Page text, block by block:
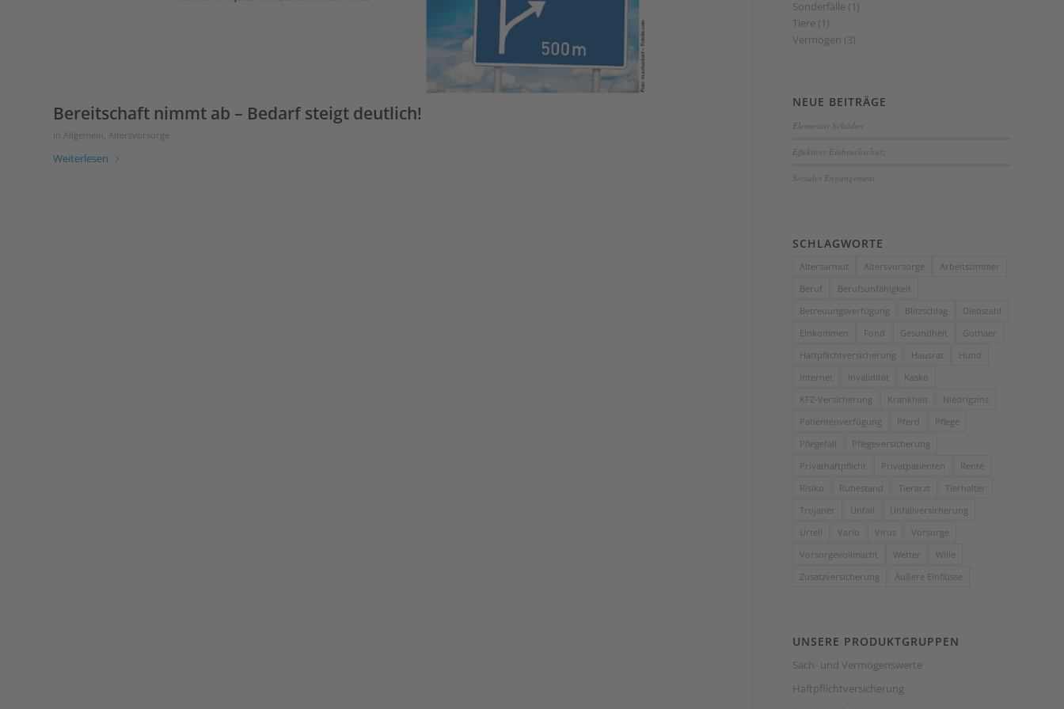
Bereitschaft nimmt ab – Bedarf steigt deutlich!
in Allgemein Altersvorsorge
Weiterlesen
Sonderfälle (1)
Tiere (1)
Vermögen (3)
NEUE BEITRÄGE
Elementar Schäden
Effektiver Einbruchschutz
Soziales Engangement
SCHLAGWORTE
Altersarmut Altersvorsorge
Arbeitszimmer
Beruf
Berufsunfähigkeit
Betreuungsverfügung
Blitzschlag
Diebstahl
Einkommen
Fond Gesundheit
Gothaer
Haftpflichtversicherung
Hausrat
Hund
Internet
Invalidität
Kasko
KFZ-Versicherung
Krankheit
Niedrigzins
Patientenverfügung
Pferd
Pflege
Pflegefall
Pflegeversicherung
Privathaftpflicht
Privatpatienten
Rente
Risiko
Ruhestand Tierarzt
Tierhalter
Trojaner
Unfall
Unfallversicherung
Urteil
Vario Virus
Vorsorge
Vorsorgevollmacht
Wetter
Wille
Zusatzversicherung
Äußere Einflüsse
UNSERE PRODUKTGRUPPEN
Sach- und Vermögenswerte
Haftpflichtversicherung